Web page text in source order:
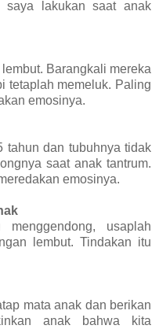
saya lakukan saat anak
Barangkali mereka
tetaplah memeluk. Paling
emosinya.
tahun dan tubuhnya tidak
saat anak tantrum.
emosinya.
usaplah
lembut. Tindakan itu
mata anak dan berikan
anak bahwa kita